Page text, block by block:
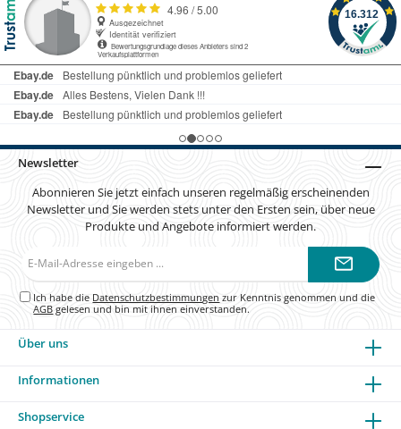
Newsletter
Abonnieren Sie jetzt einfach unseren regelmäßig erscheinenden
Newsletter und Sie werden stets unter den Ersten sein, über neue
Produkte und Angebote informiert werden.
Ich habe die Datenschutzbestimmungen zur Kenntnis genommen und die
AGB gelesen und bin mit ihnen einverstanden.
Über uns
Informationen
Shopservice